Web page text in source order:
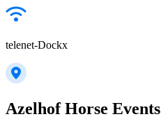
telenet-Dockx
Azelhof Horse Events